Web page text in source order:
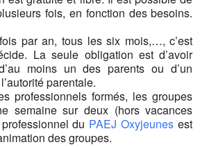
fois, en fonction des besoins.
par an, tous les six mois,…, c’est
La seule obligation est d’avoir
moins un des parents ou d’un
parentale.
professionnels formés, les groupes
semaine sur deux (hors vacances
du PAEJ Oxyjeunes est
des groupes.